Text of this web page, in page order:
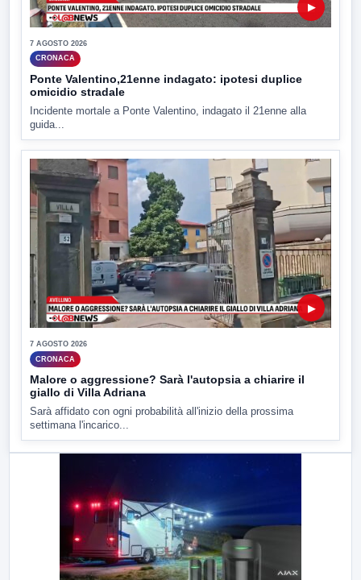
▶
7 AGOSTO 2026
CRONACA
Ponte Valentino,21enne indagato: ipotesi duplice
omicidio stradale
Incidente mortale a Ponte Valentino, indagato il 21enne alla
guida...
▶
7 AGOSTO 2026
CRONACA
Malore o aggressione? Sarà l'autopsia a chiarire il
giallo di Villa Adriana
Sarà affidato con ogni probabilità all'inizio della prossima
settimana l'incarico...